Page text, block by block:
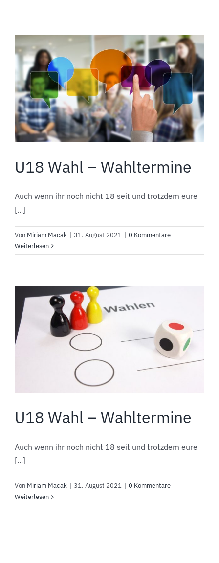
U18 Wahl – Wahltermine
Auch wenn ihr noch nicht 18 seit und trotzdem eure
[...]
Von Miriam Macak | 31. August 2021 | 0 Kommentare
Weiterlesen
U18 Wahl – Wahltermine
Auch wenn ihr noch nicht 18 seit und trotzdem eure
[...]
Von Miriam Macak | 31. August 2021 | 0 Kommentare
Weiterlesen